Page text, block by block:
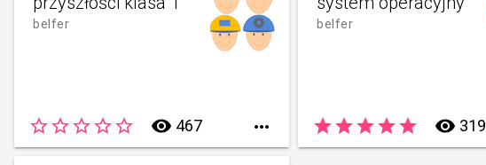
belfer
star_borderstar_borderstar_borderstar_borderstar_border remove_red_eye 467 
belfer
starstarstarstarstar remove_red_eye 319